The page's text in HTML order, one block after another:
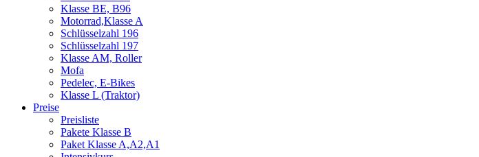
Klasse BE, B96
Motorrad,Klasse A
Schlüsselzahl 196
Schlüsselzahl 197
Klasse AM, Roller
Mofa
Pedelec, E-Bikes
Klasse L (Traktor)
Preise
Preisliste
Pakete Klasse B
Paket Klasse A,A2,A1